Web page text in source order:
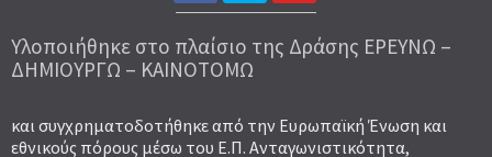
Υλοποιήθηκε στο πλαίσιο της Δράσης ΕΡΕΥΝΩ –
ΔΗΜΙΟΥΡΓΩ – ΚΑΙΝΟΤΟΜΩ
και συγχρηματοδοτήθηκε από την Ευρωπαϊκή Ένωση και
εθνικούς πόρους μέσω του Ε.Π. Ανταγωνιστικότητα,